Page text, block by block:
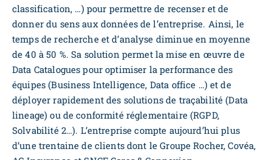
classification, …) pour permettre de recenser et de
donner du sens aux données de l’entreprise. Ainsi, le
temps de recherche et d’analyse diminue en moyenne
de 40 à 50 %. Sa solution permet la mise en œuvre de
Data Catalogues pour optimiser la performance des
équipes (Business Intelligence, Data office …) et de
déployer rapidement des solutions de traçabilité (Data
lineage) ou de conformité réglementaire (RGPD,
Solvabilité 2…). L’entreprise compte aujourd’hui plus
d’une trentaine de clients dont le Groupe Rocher, Covéa,